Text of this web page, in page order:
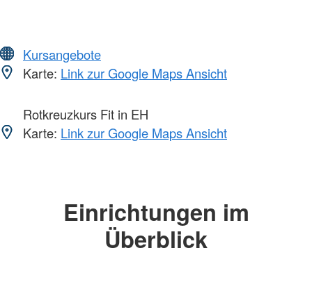
Kursangebote
Karte: Link zur Google Maps Ansicht
Rotkreuzkurs Fit in EH
Karte: Link zur Google Maps Ansicht
Einrichtungen im
Überblick